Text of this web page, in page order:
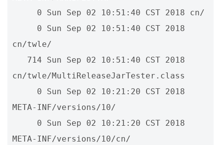
cn/twle/
cn/twle/MultiReleaseJarTester.class
META-INF/versions/10/
META-INF/versions/10/cn/